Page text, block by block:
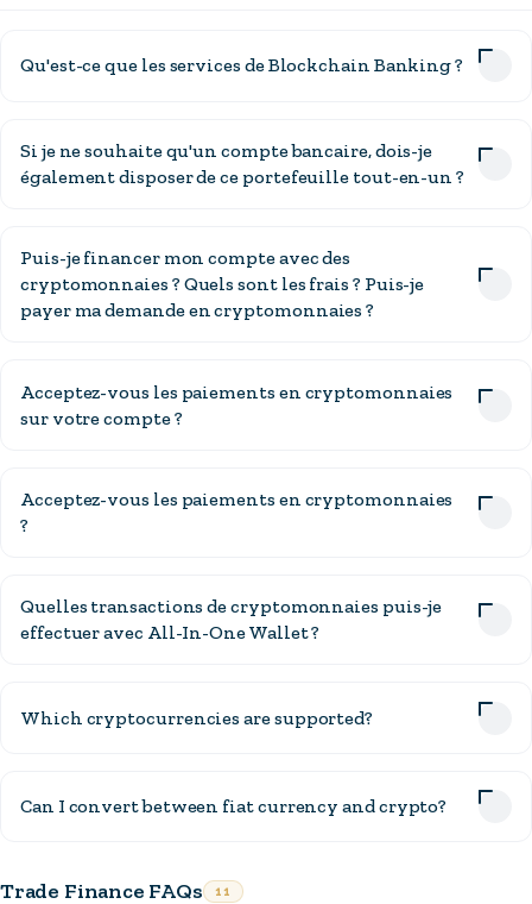
Qu'est-ce que les services de Blockchain Banking ?
Si je ne souhaite qu'un compte bancaire, dois-je
également disposer de ce portefeuille tout-en-un ?
Puis-je financer mon compte avec des
cryptomonnaies ? Quels sont les frais ? Puis-je
payer ma demande en cryptomonnaies ?
Acceptez-vous les paiements en cryptomonnaies
sur votre compte ?
Acceptez-vous les paiements en cryptomonnaies
?
Quelles transactions de cryptomonnaies puis-je
effectuer avec All-In-One Wallet ?
Which cryptocurrencies are supported?
Can I convert between fiat currency and crypto?
Trade Finance FAQs 11